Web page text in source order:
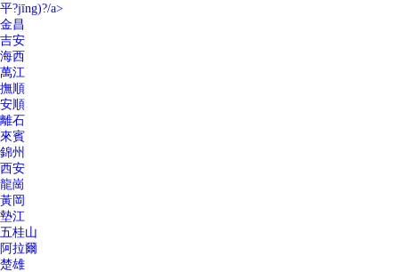
平?jīng)?/a>
金昌
吉安
海西
萬江
撫順
安順
離石
來賓
錦州
西安
龍崗
黃岡
墊江
五桂山
阿拉爾
楚雄